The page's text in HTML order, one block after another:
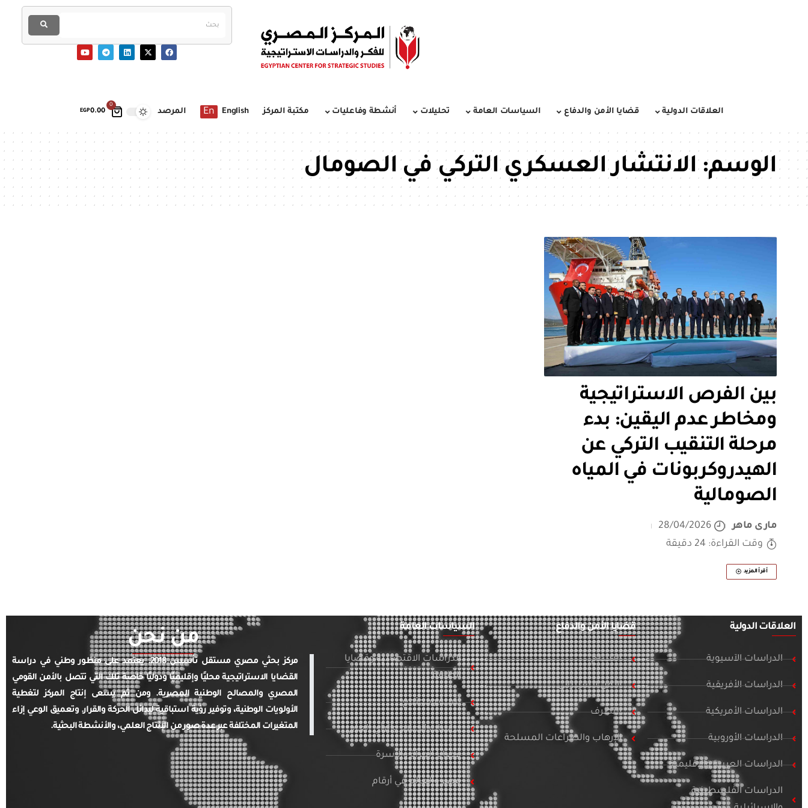
0
EGP0.00 العلاقات الدولية قضايا الأمن والدفاع السياسات العامة تحليلات أنشطة وفاعليات مكتبة المركز English
En المرصد
الوسم:الانتشار العسكري التركي في الصومال
بين الفرص الاستراتيجية
ومخاطر عدم اليقين: بدء
مرحلة التنقيب التركي عن
الهيدروكربونات في المياه
الصومالية
مارى ماهر
28/04/2026
وقت القراءة: 24 دقيقة
أقرأ المزيد
العلاقات الدولية
الدراسات الآسيوية
الدراسات الأفريقية
الدراسات الأمريكية
الدراسات الأوروبية
الدراسات العربية والإقليمية
الدراسات الفلسطينية
قضايا الأمن والدفاع
التسلح
الأمن السيبراني
التطرف
الإرهاب والصراعات المسلحة
السياسات العامة
الدراسات الاقتصادية وقضايا
الطاقة
تنمية ومجتمع
دراسات الإعلام والرأي العام
قضايا المرأة والأسرة
مصر والعالم في أرقام
من نحن
مركز بحثي مصري مستقل تأسس 2018. يعتمد على منظور وطني في دراسة
القضايا الاستراتيجية محليًا وإقليميًا ودوليًا خاصة تلك التي تتصل بالأمن القومي
المصري والمصالح الوطنية المصرية. ومن ثم يسعى إنتاج المركز لتغطية
الأولويات الوطنية، وتوفير رؤية استباقية لبدائل الحركة والقرار. وتعميق الوعي إزاء
المتغيرات المختلفة عبر عدة صور من الإنتاج العلمي، والأنشطة البحثية.